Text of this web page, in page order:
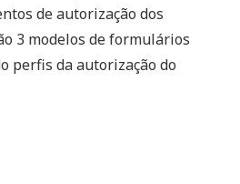
de autorização dos
3 modelos de formulários
perfis da autorização do